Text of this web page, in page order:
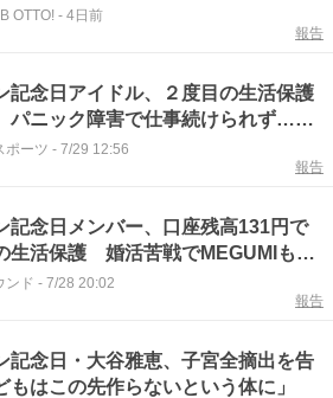
・大谷雅恵に「驚いた…」「幸せに
OTTO! - 4日前
報告
記念日アイドル、２度目の生活保護
ニック障害で仕事続けられず…子
も重なる
ポーツ - 7/29 12:56
報告
記念日メンバー、口座残高131円で
生活保護 婚活苦戦でMEGUMIも眉
た『ダマってられない女たち
ンド - 7/28 20:02
報告
記念日・大谷雅恵、子宮全摘出を告
もはこの先作らないという体に」